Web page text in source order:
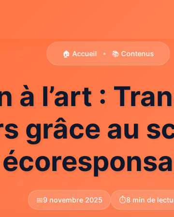
🏠 Accueil • 📚 Contenus
à l’art :
grâce au
📅9 novembre 2025 ⏱️8 min de